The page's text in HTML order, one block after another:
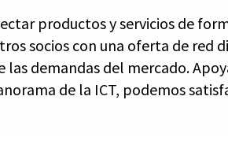
productos y servicios de
socios con una oferta de
demandas del mercado.
de la ICT, podemos